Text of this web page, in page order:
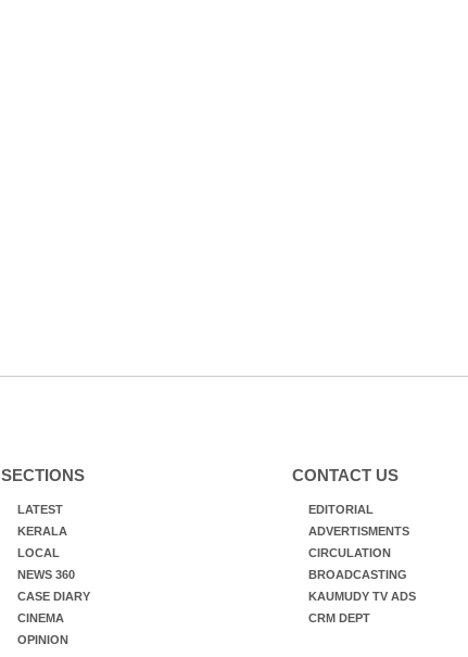
SECTIONS
LATEST
KERALA
LOCAL
NEWS 360
CASE DIARY
CINEMA
OPINION
CONTACT US
EDITORIAL
ADVERTISMENTS
CIRCULATION
BROADCASTING
KAUMUDY TV ADS
CRM DEPT